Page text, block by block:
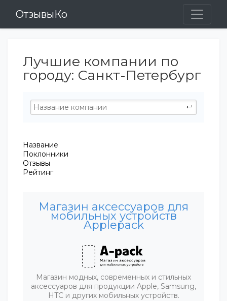
ОтзывыКо
Лучшие компании по
городу: Санкт-Петербург
Название
Поклонники
Отзывы
Рейтинг
Магазин аксессуаров для
мобильных устройств
Applepack
Магазин модных, современных и стильных
аксессуаров для продукции Apple, Samsung,
HTC и других мобильных устройств.